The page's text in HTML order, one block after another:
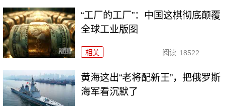
“工厂的工厂”：中国这棋彻底颠覆
全球工业版图
相关 阅读 18522
黄海这出“老将配新王”，把俄罗斯
海军看沉默了